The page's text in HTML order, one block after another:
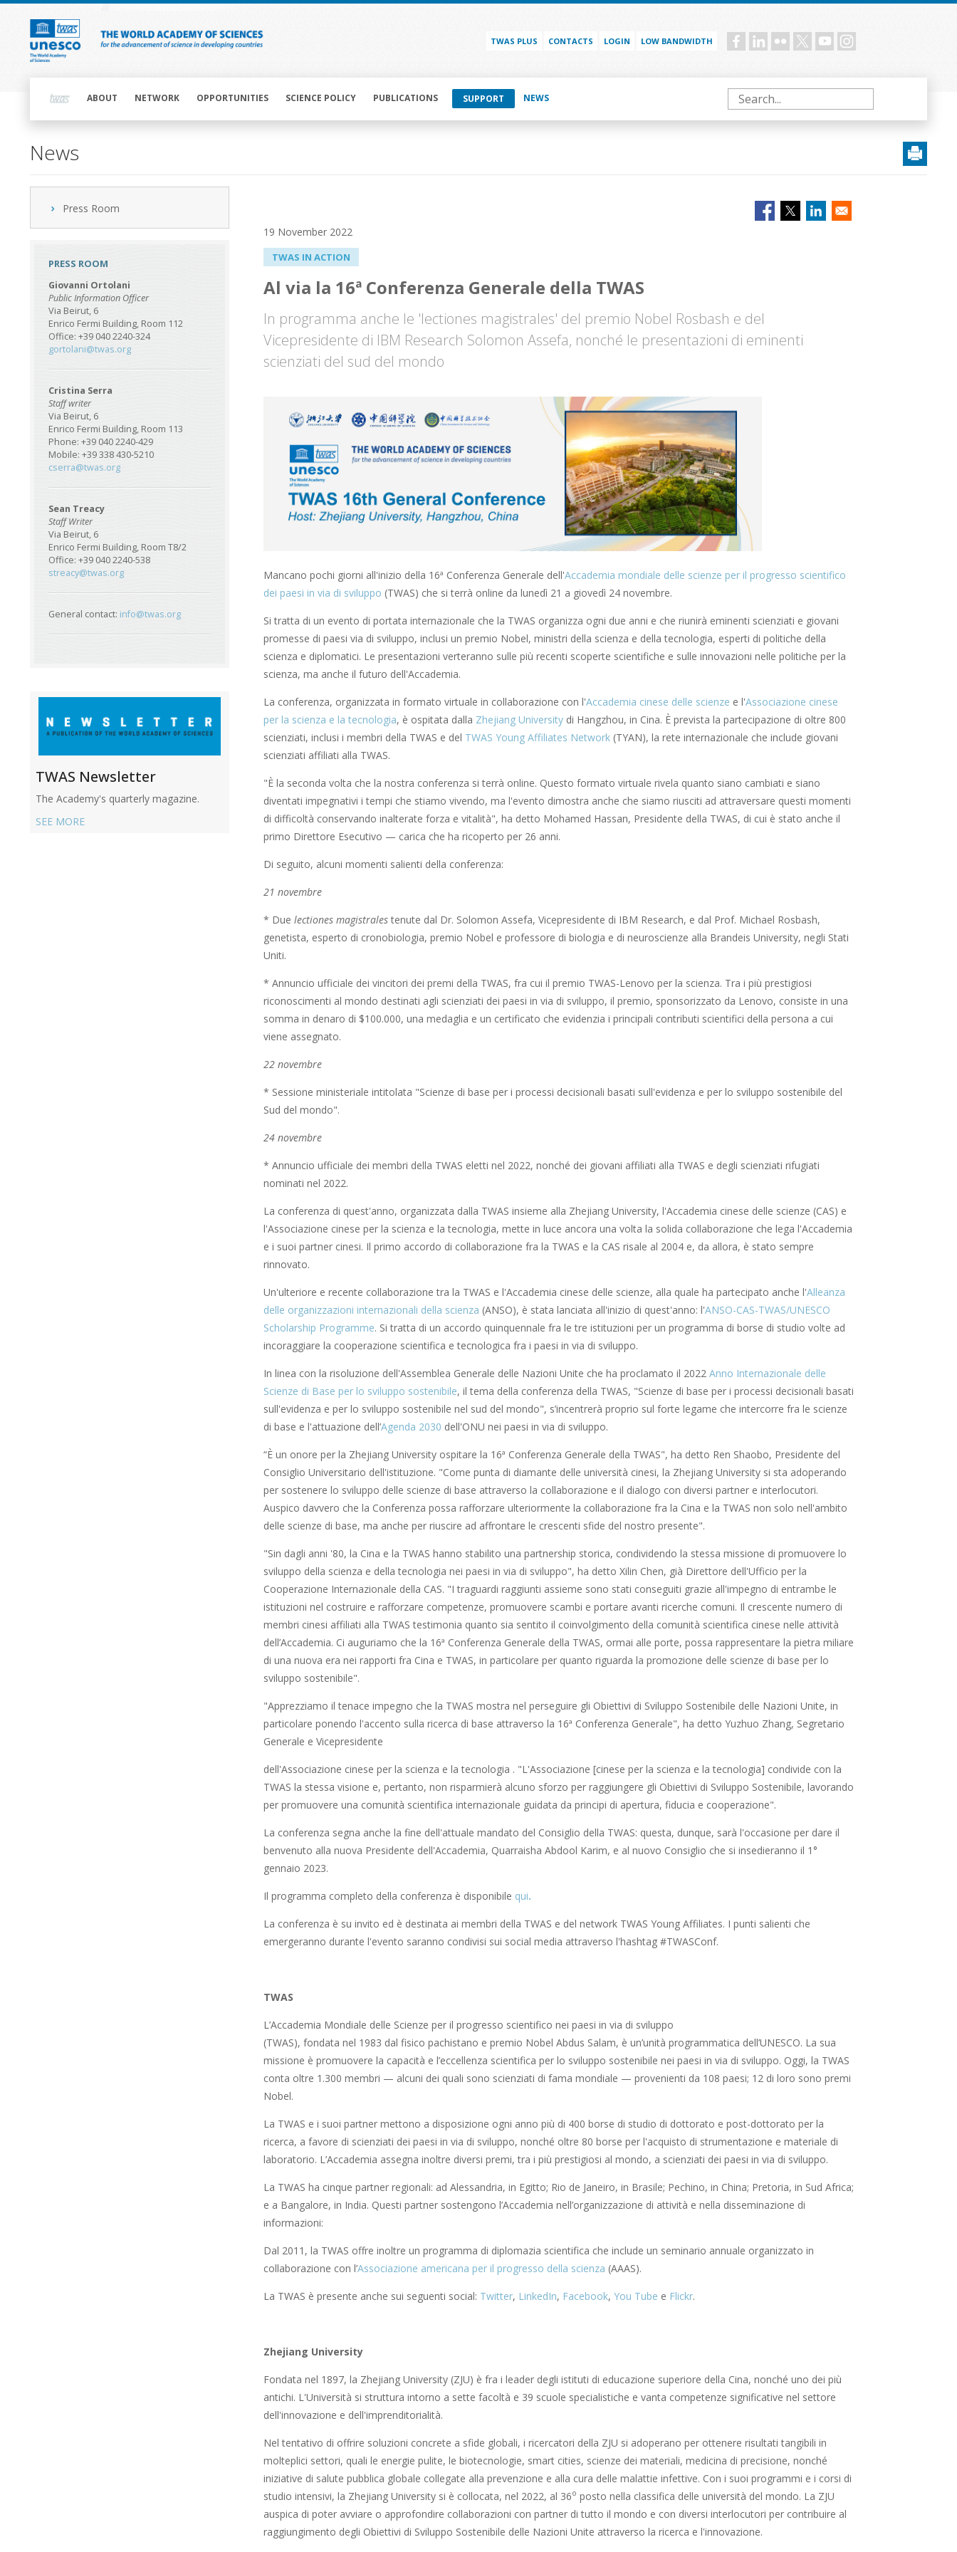
Skip
content
TWAS PLUS CONTACTS LOGIN LOW BANDWIDTH Social
navigationABOUT NETWORK OPPORTUNITIES SCIENCE POLICY PUBLICATIONS SUPPORT NEWS Search
News
Press Room
PRESS ROOM
Giovanni Ortolani
Public Information Officer
Via Beirut, 6
Enrico Fermi Building, Room 112
Office: +39 040 2240-324
gortolani@twas.org
Cristina Serra
Staff writer
Via Beirut, 6
Enrico Fermi Building, Room 113
Phone: +39 040 2240-429
Mobile: +39 338 430-5210
cserra@twas.org
Sean Treacy
Staff Writer
Via Beirut, 6
Enrico Fermi Building, Room T8/2
Office: +39 040 2240-538
streacy@twas.org
General contact: info@twas.org
TWAS Newsletter
The Academy's quarterly magazine.
SEE MORE
19 November 2022
TWAS IN ACTION
Al via la 16ª Conferenza Generale della TWAS
In programma anche le 'lectiones magistrales' del premio Nobel Rosbash e del
Vicepresidente di IBM Research Solomon Assefa, nonché le presentazioni di eminenti
scienziati del sud del mondo
Mancano pochi giorni all'inizio della 16ª Conferenza Generale dell'Accademia mondiale delle scienze per il progresso scientifico
dei paesi in via di sviluppo (TWAS) che si terrà online da lunedì 21 a giovedì 24 novembre.
Si tratta di un evento di portata internazionale che la TWAS organizza ogni due anni e che riunirà eminenti scienziati e giovani
promesse di paesi via di sviluppo, inclusi un premio Nobel, ministri della scienza e della tecnologia, esperti di politiche della
scienza e diplomatici. Le presentazioni verteranno sulle più recenti scoperte scientifiche e sulle innovazioni nelle politiche per la
scienza, ma anche il futuro dell'Accademia.
La conferenza, organizzata in formato virtuale in collaborazione con l'Accademia cinese delle scienze e l'Associazione cinese
per la scienza e la tecnologia, è ospitata dalla Zhejiang University di Hangzhou, in Cina. È prevista la partecipazione di oltre 800
scienziati, inclusi i membri della TWAS e del TWAS Young Affiliates Network (TYAN), la rete internazionale che include giovani
scienziati affiliati alla TWAS.
"È la seconda volta che la nostra conferenza si terrà online. Questo formato virtuale rivela quanto siano cambiati e siano
diventati impegnativi i tempi che stiamo vivendo, ma l'evento dimostra anche che siamo riusciti ad attraversare questi momenti
di difficoltà conservando inalterate forza e vitalità", ha detto Mohamed Hassan, Presidente della TWAS, di cui è stato anche il
primo Direttore Esecutivo — carica che ha ricoperto per 26 anni.
Di seguito, alcuni momenti salienti della conferenza:
21 novembre
* Due lectiones magistralestenute dal Dr. Solomon Assefa, Vicepresidente di IBM Research, e dal Prof. Michael Rosbash,
genetista, esperto di cronobiologia, premio Nobel e professore di biologia e di neuroscienze alla Brandeis University, negli Stati
Uniti.
* Annuncio ufficiale dei vincitori dei premi della TWAS, fra cui il premio TWAS-Lenovo per la scienza. Tra i più prestigiosi
riconoscimenti al mondo destinati agli scienziati dei paesi in via di sviluppo, il premio, sponsorizzato da Lenovo, consiste in una
somma in denaro di $100.000, una medaglia e un certificato che evidenzia i principali contributi scientifici della persona a cui
viene assegnato.
22 novembre
* Sessione ministeriale intitolata "Scienze di base per i processi decisionali basati sull'evidenza e per lo sviluppo sostenibile del
Sud del mondo".
24 novembre
* Annuncio ufficiale dei membri della TWAS eletti nel 2022, nonché dei giovani affiliati alla TWAS e degli scienziati rifugiati
nominati nel 2022.
La conferenza di quest'anno, organizzata dalla TWAS insieme alla Zhejiang University, l'Accademia cinese delle scienze (CAS) e
l'Associazione cinese per la scienza e la tecnologia, mette in luce ancora una volta la solida collaborazione che lega l'Accademia
e i suoi partner cinesi. Il primo accordo di collaborazione fra la TWAS e la CAS risale al 2004 e, da allora, è stato sempre
rinnovato.
Un'ulteriore e recente collaborazione tra la TWAS e l'Accademia cinese delle scienze, alla quale ha partecipato anche l'Alleanza
delle organizzazioni internazionali della scienza (ANSO), è stata lanciata all'inizio di quest'anno: l'ANSO-CAS-TWAS/UNESCO
Scholarship Programme. Si tratta di un accordo quinquennale fra le tre istituzioni per un programma di borse di studio volte ad
incoraggiare la cooperazione scientifica e tecnologica fra i paesi in via di sviluppo.
In linea con la risoluzione dell'Assemblea Generale delle Nazioni Unite che ha proclamato il 2022 Anno Internazionale delle
Scienze di Base per lo sviluppo sostenibile, il tema della conferenza della TWAS, "Scienze di base per i processi decisionali basati
sull'evidenza e per lo sviluppo sostenibile nel sud del mondo", s’incentrerà proprio sul forte legame che intercorre fra le scienze
di base e l'attuazione dell’Agenda 2030 dell'ONU nei paesi in via di sviluppo.
“È un onore per la Zhejiang University ospitare la 16ª Conferenza Generale della TWAS", ha detto Ren Shaobo, Presidente del
Consiglio Universitario dell'istituzione. "Come punta di diamante delle università cinesi, la Zhejiang University si sta adoperando
per sostenere lo sviluppo delle scienze di base attraverso la collaborazione e il dialogo con diversi partner e interlocutori.
Auspico davvero che la Conferenza possa rafforzare ulteriormente la collaborazione fra la Cina e la TWAS non solo nell'ambito
delle scienze di base, ma anche per riuscire ad affrontare le crescenti sfide del nostro presente".
"Sin dagli anni '80, la Cina e la TWAS hanno stabilito una partnership storica, condividendo la stessa missione di promuovere lo
sviluppo della scienza e della tecnologia nei paesi in via di sviluppo", ha detto Xilin Chen, già Direttore dell'Ufficio per la
Cooperazione Internazionale della CAS. "I traguardi raggiunti assieme sono stati conseguiti grazie all'impegno di entrambe le
istituzioni nel costruire e rafforzare competenze, promuovere scambi e portare avanti ricerche comuni. Il crescente numero di
membri cinesi affiliati alla TWAS testimonia quanto sia sentito il coinvolgimento della comunità scientifica cinese nelle attività
dell’Accademia. Ci auguriamo che la 16ª Conferenza Generale della TWAS, ormai alle porte, possa rappresentare la pietra miliare
di una nuova era nei rapporti fra Cina e TWAS, in particolare per quanto riguarda la promozione delle scienze di base per lo
sviluppo sostenibile".
"Apprezziamo il tenace impegno che la TWAS mostra nel perseguire gli Obiettivi di Sviluppo Sostenibile delle Nazioni Unite, in
particolare ponendo l'accento sulla ricerca di base attraverso la 16ª Conferenza Generale", ha detto Yuzhuo Zhang, Segretario
Generale e Vicepresidente
dell'Associazione cinese per la scienza e la tecnologia . "L'Associazione [cinese per la scienza e la tecnologia] condivide con la
TWAS la stessa visione e, pertanto, non risparmierà alcuno sforzo per raggiungere gli Obiettivi di Sviluppo Sostenibile, lavorando
per promuovere una comunità scientifica internazionale guidata da principi di apertura, fiducia e cooperazione".
La conferenza segna anche la fine dell'attuale mandato del Consiglio della TWAS: questa, dunque, sarà l'occasione per dare il
benvenuto alla nuova Presidente dell'Accademia, Quarraisha Abdool Karim, e al nuovo Consiglio che si insedieranno il 1°
gennaio 2023.
Il programma completo della conferenza è disponibile qui.
La conferenza è su invito ed è destinata ai membri della TWAS e del network TWAS Young Affiliates. I punti salienti che
emergeranno durante l'evento saranno condivisi sui social media attraverso l'hashtag #TWASConf.
TWAS
L’Accademia Mondiale delle Scienze per il progresso scientifico nei paesi in via di sviluppo
(TWAS), fondata nel 1983 dal fisico pachistano e premio Nobel Abdus Salam, è un’unità programmatica dell’UNESCO. La sua
missione è promuovere la capacità e l’eccellenza scientifica per lo sviluppo sostenibile nei paesi in via di sviluppo. Oggi, la TWAS
conta oltre 1.300 membri — alcuni dei quali sono scienziati di fama mondiale — provenienti da 108 paesi; 12 di loro sono premi
Nobel.
La TWAS e i suoi partner mettono a disposizione ogni anno più di 400 borse di studio di dottorato e post-dottorato per la
ricerca, a favore di scienziati dei paesi in via di sviluppo, nonché oltre 80 borse per l'acquisto di strumentazione e materiale di
laboratorio. L’Accademia assegna inoltre diversi premi, tra i più prestigiosi al mondo, a scienziati dei paesi in via di sviluppo.
La TWAS ha cinque partner regionali: ad Alessandria, in Egitto; Rio de Janeiro, in Brasile; Pechino, in China; Pretoria, in Sud Africa;
e a Bangalore, in India. Questi partner sostengono l’Accademia nell’organizzazione di attività e nella disseminazione di
informazioni:
Dal 2011, la TWAS offre inoltre un programma di diplomazia scientifica che include un seminario annuale organizzato in
collaborazione con l’Associazione americana per il progresso della scienza (AAAS).
La TWAS è presente anche sui seguenti social: Twitter, LinkedIn, Facebook, You Tube e Flickr.
Zhejiang University
Fondata nel 1897, la Zhejiang University (ZJU) è fra i leader degli istituti di educazione superiore della Cina, nonché uno dei più
antichi. L'Università si struttura intorno a sette facoltà e 39 scuole specialistiche e vanta competenze significative nel settore
dell'innovazione e dell'imprenditorialità.
Nel tentativo di offrire soluzioni concrete a sfide globali, i ricercatori della ZJU si adoperano per ottenere risultati tangibili in
molteplici settori, quali le energie pulite, le biotecnologie, smart cities, scienze dei materiali, medicina di precisione, nonché
iniziative di salute pubblica globale collegate alla prevenzione e alla cura delle malattie infettive. Con i suoi programmi e i corsi di
studio intensivi, la Zhejiang University si è collocata, nel 2022, al 36o posto nella classifica delle università del mondo. La ZJU
auspica di poter avviare o approfondire collaborazioni con partner di tutto il mondo e con diversi interlocutori per contribuire al
raggiungimento degli Obiettivi di Sviluppo Sostenibile delle Nazioni Unite attraverso la ricerca e l'innovazione.